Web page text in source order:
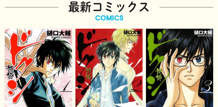
最新コミックス
COMICS